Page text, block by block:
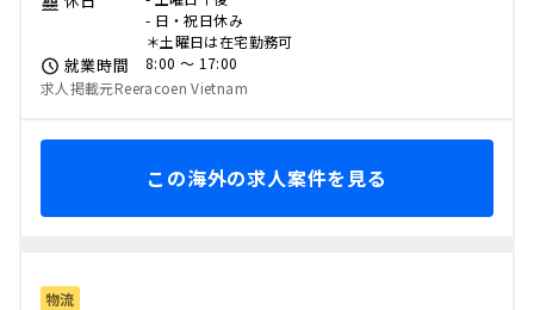
- 日・祝日休み
＊土曜日は在宅勤務可
就業時間
8:00 〜 17:00
求人掲載元Reeracoen Vietnam
この海外の求人案件を見る
物流